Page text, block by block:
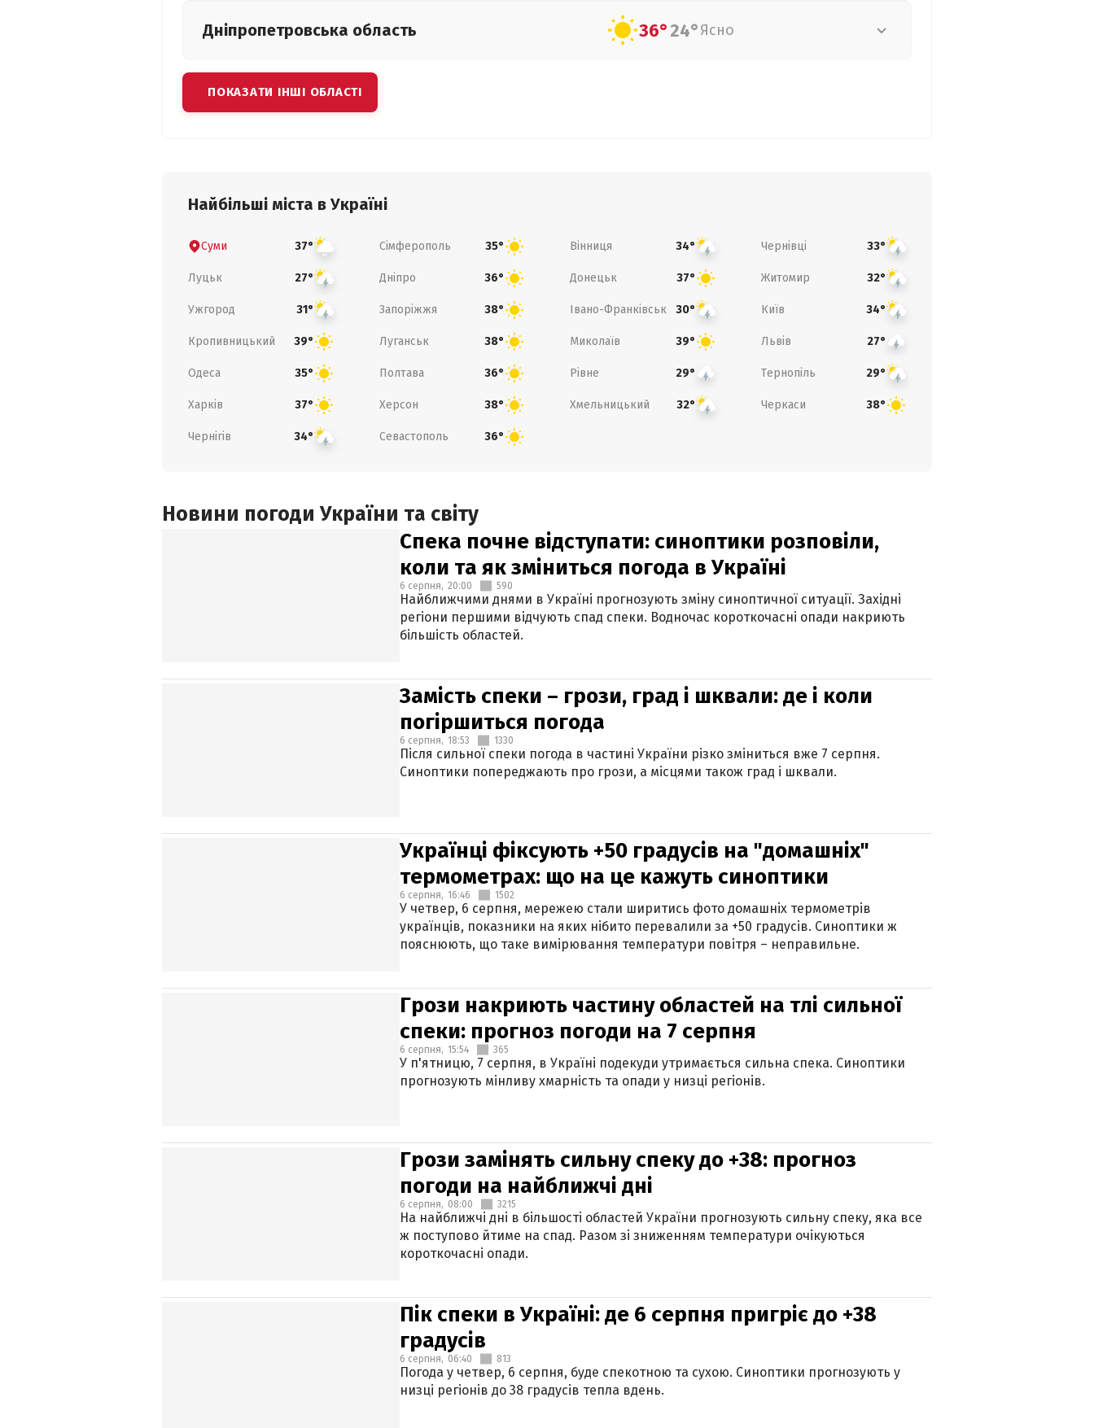
Дніпропетровська область 36°24°Ясно
ПОКАЗАТИ ІНШІ ОБЛАСТІ
Найбільші міста в Україні
Суми 37° Сімферополь 35° Вінниця 34° Чернівці 33°
Луцьк 27° Дніпро 36° Донецьк 37° Житомир 32°
Ужгород 31° Запоріжжя 38° Івано-Франківськ 30° Київ 34°
Кропивницький 39° Луганськ 38° Миколаїв 39° Львів 27°
Одеса 35° Полтава 36° Рівне 29° Тернопіль 29°
Харків 37° Херсон 38° Хмельницький 32° Черкаси 38°
Чернігів 34° Севастополь 36°
Новини погоди України та світу
Спека почне відступати: синоптики розповіли,
коли та як зміниться погода в Україні
6 серпня, 20:00 590
Найближчими днями в Україні прогнозують зміну синоптичної ситуації. Західні
регіони першими відчують спад спеки. Водночас короткочасні опади накриють
більшість областей.
Замість спеки – грози, град і шквали: де і коли
погіршиться погода
6 серпня, 18:53 1330
Після сильної спеки погода в частині України різко зміниться вже 7 серпня.
Синоптики попереджають про грози, а місцями також град і шквали.
Українці фіксують +50 градусів на "домашніх"
термометрах: що на це кажуть синоптики
6 серпня, 16:46 1502
У четвер, 6 серпня, мережею стали ширитись фото домашніх термометрів
українців, показники на яких нібито перевалили за +50 градусів. Синоптики ж
пояснюють, що таке вимірювання температури повітря – неправильне.
Грози накриють частину областей на тлі сильної
спеки: прогноз погоди на 7 серпня
6 серпня, 15:54 365
У п'ятницю, 7 серпня, в Україні подекуди утримається сильна спека. Синоптики
прогнозують мінливу хмарність та опади у низці регіонів.
Грози замінять сильну спеку до +38: прогноз
погоди на найближчі дні
6 серпня, 08:00 3215
На найближчі дні в більшості областей України прогнозують сильну спеку, яка все
ж поступово йтиме на спад. Разом зі зниженням температури очікуються
короткочасні опади.
Пік спеки в Україні: де 6 серпня пригріє до +38
градусів
6 серпня, 06:40 813
Погода у четвер, 6 серпня, буде спекотною та сухою. Синоптики прогнозують у
низці регіонів до 38 градусів тепла вдень.